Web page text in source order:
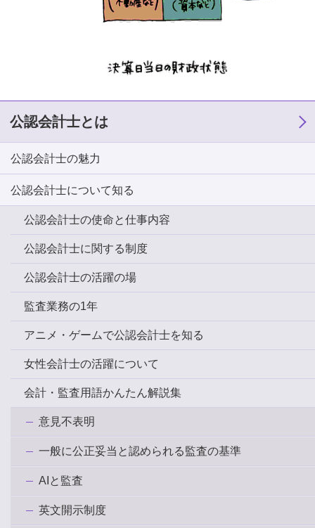
公認会計士とは
公認会計士の魅力
公認会計士について知る
公認会計士の使命と仕事内容
公認会計士に関する制度
公認会計士の活躍の場
監査業務の1年
アニメ・ゲームで公認会計士を知る
女性会計士の活躍について
会計・監査用語かんたん解説集
意見不表明
一般に公正妥当と認められる監査の基準
AIと監査
英文開示制度